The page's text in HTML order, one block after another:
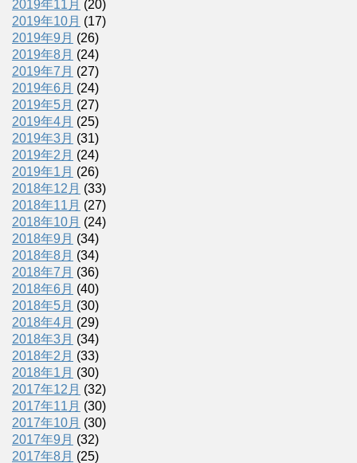
2019年11月 (20)
2019年10月 (17)
2019年9月 (26)
2019年8月 (24)
2019年7月 (27)
2019年6月 (24)
2019年5月 (27)
2019年4月 (25)
2019年3月 (31)
2019年2月 (24)
2019年1月 (26)
2018年12月 (33)
2018年11月 (27)
2018年10月 (24)
2018年9月 (34)
2018年8月 (34)
2018年7月 (36)
2018年6月 (40)
2018年5月 (30)
2018年4月 (29)
2018年3月 (34)
2018年2月 (33)
2018年1月 (30)
2017年12月 (32)
2017年11月 (30)
2017年10月 (30)
2017年9月 (32)
2017年8月 (25)